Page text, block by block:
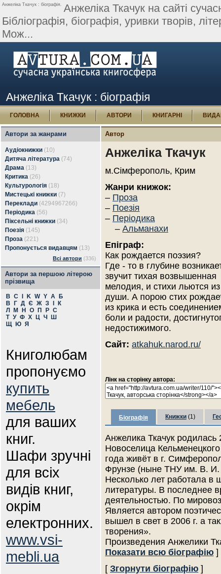
Анжелiка Ткачук : біографія. Анжелiка Ткачук на сайті
Бібліографія, біографія, уривки творів,
Мож...
Анжелiка Ткачук : біографія
ГОЛОВНА КНИЖКИ АВТОРИ КНИГАРНІ
Автори за жанрами
Аудіокнижки (10)
Дитяча література (74)
Драма (13)
Критика (26)
Культурологія (18)
Мистецькі книжки (7)
Переклади (4294967266)
Періодика (56)
Піксельні книжки (34)
Поезія (145)
Проза (221)
Пропонується видавцям (13)
Всі автори (336)
Автори за першою літерою
прізвища
B C K W Y А
Б
В
Г Д Є Ж З
К
Л
М Н О П Р С
Т У Ф Х Ц Ч
Ш
Щ
Ю Я
Книголюбам
пропонуємо
купить
мебель
для ваших
книг.
Шафи зручні
для всіх
видів книг,
окрім
електронних.
www.vsi-
mebli.ua
Автор
Анжелiка Ткачук
м.Сімферополь, Крим
Жанри книжок:
– Проза
– Поезія
– Періодика
– Альманахи
Епіграф:
Как рождается поэзия?
Где - то в глубине
звучит тихая возвышенная
мелодия, и стихи льются из
души. А порою стих
из крика и есть
боли и радости,
недостижимого.
Сайт: atkahuk.narod.ru/
Лінк на сторінку автора:
Біографія Книжки (1)
Анжелика Ткачук родилась
Новоселица
года живёт в г.
Фрунзе (ныне ТНУ им. В. И.
Несколько лет работала в
литературы. В последнее
деятельностью. По
Является автором
вышел в свет в 2006 г. а
творения».
Произведения Анжелики
Показати всю біографію ]
[ Згорнути біографію ]